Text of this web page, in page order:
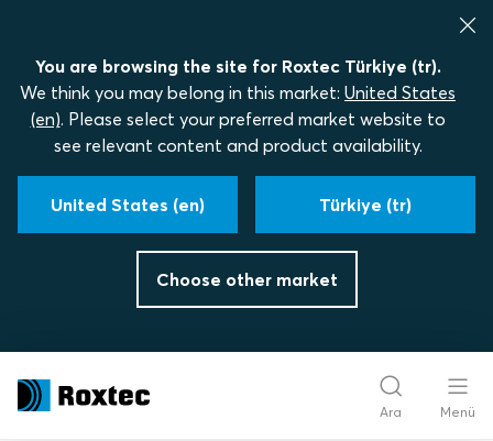
You are browsing the site for Roxtec Türkiye (tr).
We think you may belong in this market: United States
(en). Please select your preferred market website to
see relevant content and product availability.
United States (en) Türkiye (tr)
Choose other market
Ara Menü